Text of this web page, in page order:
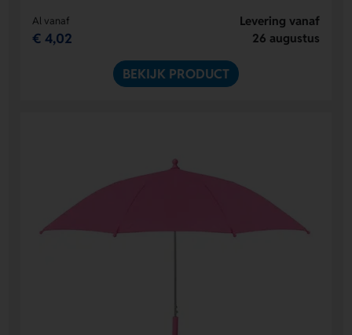
Al vanaf
€ 4,02
Levering vanaf
26 augustus
BEKIJK PRODUCT